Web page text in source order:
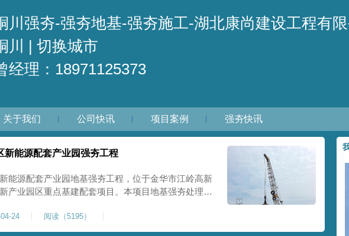
川强夯-强夯地基-强夯施工-湖北康尚建设工程有限
川 | 切换城市
经理：18971125373
关于我们 公司快讯 项目案例 强夯快讯
新能源配套产业园强夯工程
能源配套产业园地基强夯工程，位于金华市江岭高新
产业园区重点基建配套项目。本项目地基强夯处理总
场地土质松散、土层固结不均匀、孔隙较大、地基承
园厂房及配套设施对
24 阅读（5195）